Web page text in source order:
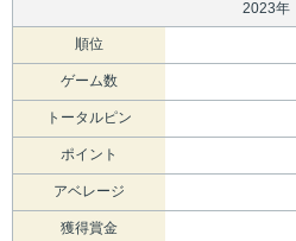
2023年
順位
ゲーム数
トータルピン
ポイント
アベレージ
獲得賞金